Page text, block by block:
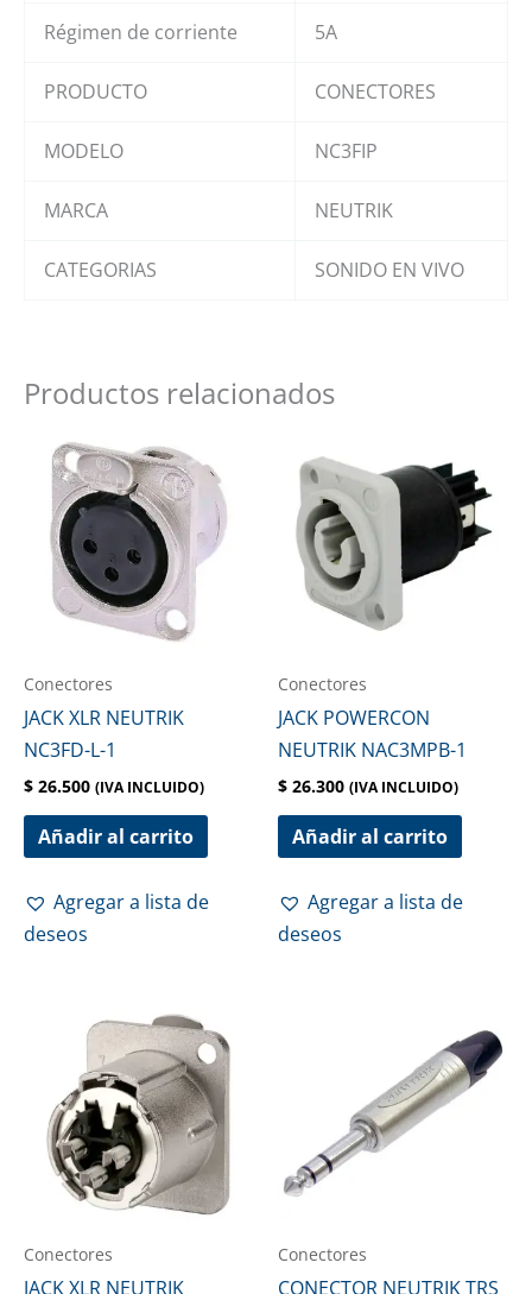
Régimen de corriente 5A
PRODUCTO CONECTORES
MODELO NC3FIP
MARCA NEUTRIK
CATEGORIAS SONIDO EN VIVO
Productos relacionados
Conectores
JACK XLR NEUTRIK
NC3FD-L-1
$ 26.500 (IVA INCLUIDO)
Añadir al carrito
Agregar a lista de
deseos
Conectores
JACK POWERCON
NEUTRIK NAC3MPB-1
$ 26.300 (IVA INCLUIDO)
Añadir al carrito
Agregar a lista de
deseos
Conectores
JACK XLR NEUTRIK
Conectores
CONECTOR NEUTRIK TRS